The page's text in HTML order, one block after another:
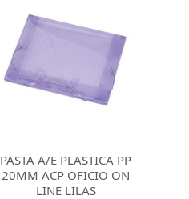
PASTA A/E PLASTICA PP
20MM ACP OFICIO ON
LINE LILAS